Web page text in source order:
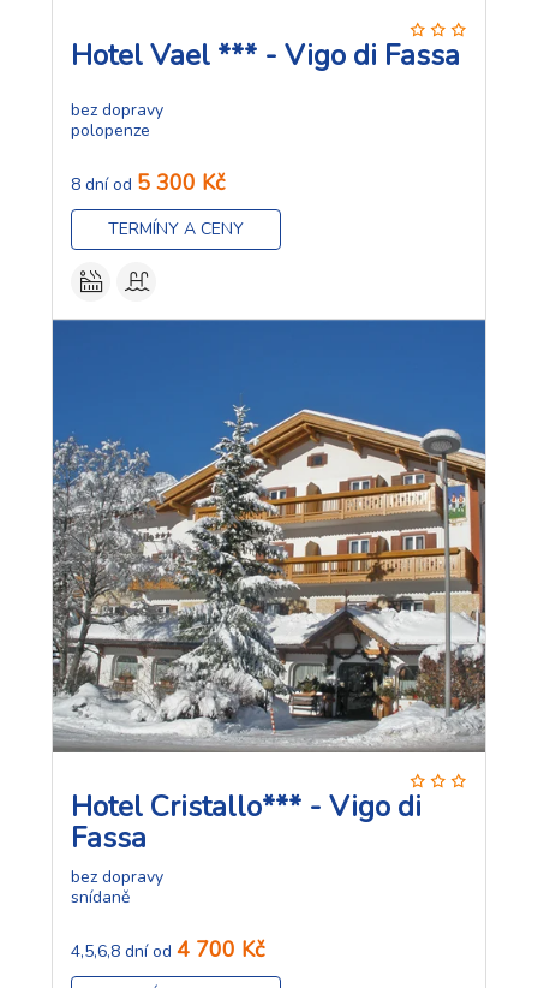
Hotel Vael *** - Vigo di Fassa
bez dopravy
polopenze
8 dní od 5 300 Kč
TERMÍNY A CENY
Hotel Cristallo*** - Vigo di
Fassa
bez dopravy
snídaně
4,5,6,8 dní od 4 700 Kč